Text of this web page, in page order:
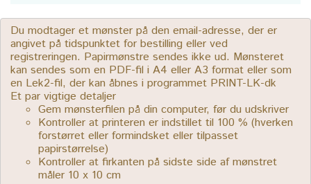
Du modtager et mønster på den email-adresse, der er
angivet på tidspunktet for bestilling eller ved
registreringen. Papirmønstre sendes ikke ud. Mønsteret
kan sendes som en PDF-fil i A4 eller A3 format eller som
en Lek2-fil, der kan åbnes i programmet PRINT-LK-dk
Et par vigtige detaljer
Gem mønsterfilen på din computer, før du udskriver
Kontroller at printeren er indstillet til 100 % (hverken
forstørret eller formindsket eller tilpasset
papirstørrelse)
Kontroller at firkanten på sidste side af mønstret
måler 10 x 10 cm